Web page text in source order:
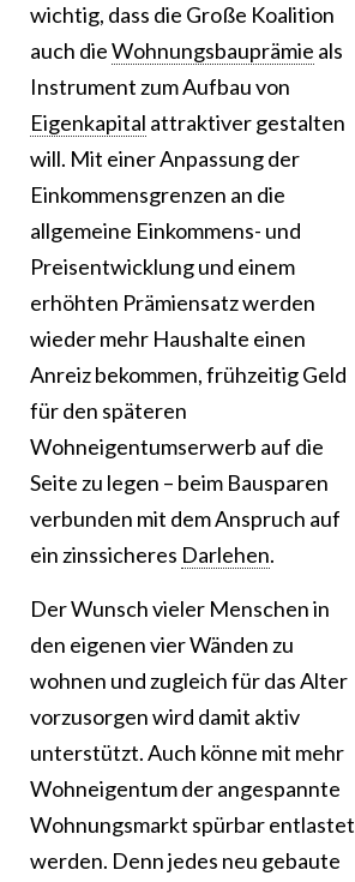
wichtig, dass die Große Koalition
auch dieWohnungsbauprämie als
Instrument zum Aufbau von
Eigenkapital attraktiver gestalten
will. Mit einer Anpassung der
Einkommensgrenzen an die
allgemeine Einkommens- und
Preisentwicklung und einem
erhöhten Prämiensatz werden
wieder mehr Haushalte einen
Anreiz bekommen, frühzeitig Geld
für den späteren
Wohneigentumserwerb auf die
Seite zu legen – beim Bausparen
verbunden mit dem Anspruch auf
ein zinssicheres Darlehen.
Der Wunsch vieler Menschen in
den eigenen vier Wänden zu
wohnen und zugleich für das Alter
vorzusorgen wird damit aktiv
unterstützt. Auch könne mit mehr
Wohneigentum der angespannte
Wohnungsmarkt spürbar entlastet
werden. Denn jedes neu gebaute